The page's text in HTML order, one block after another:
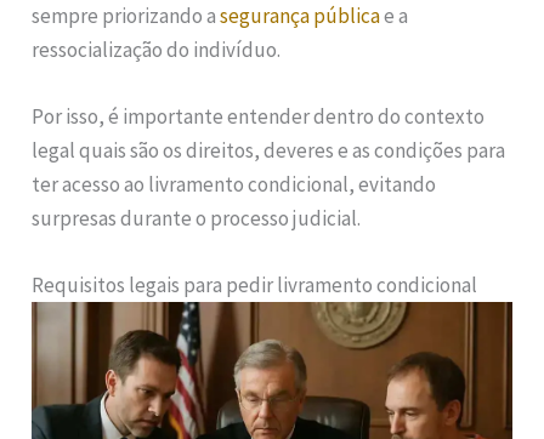
sempre priorizando asegurança públicae a
ressocialização do indivíduo.
Por isso, é importante entender dentro do contexto
legal quais são os direitos, deveres e as condições para
ter acesso ao livramento condicional, evitando
surpresas durante o processo judicial.
Requisitos legais para pedir livramento condicional